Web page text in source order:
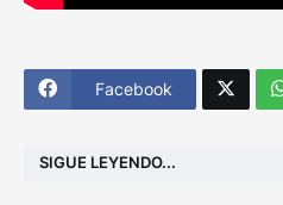
Facebook
SIGUE LEYENDO...